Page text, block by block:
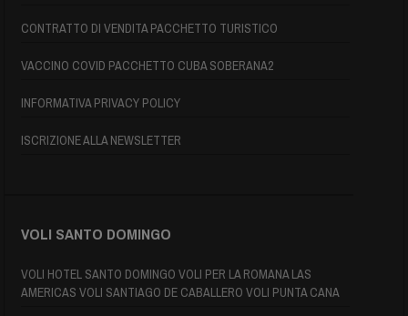
CONTRATTO DI VENDITA PACCHETTO TURISTICO
VACCINO COVID PACCHETTO CUBA SOBERANA2
INFORMATIVA PRIVACY POLICY
ISCRIZIONE ALLA NEWSLETTER
VOLI SANTO DOMINGO
VOLI HOTEL SANTO DOMINGO VOLI PER LA ROMANA LAS
AMERICAS VOLI SANTIAGO DE CABALLERO VOLI PUNTA CANA